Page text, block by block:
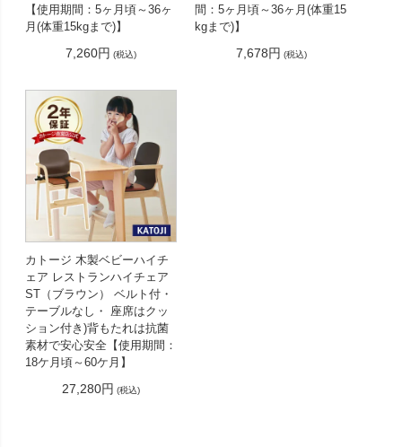
【使用期間：5ヶ月頃～36ヶ
月(体重15kgまで)】
7,260円 (税込)
間：5ヶ月頃～36ヶ月(体重15
kgまで)】
7,678円 (税込)
カトージ 木製ベビーハイチ
ェア レストランハイチェア
ST（ブラウン） ベルト付・
テーブルなし・ 座席はクッ
ション付き)背もたれは抗菌
素材で安心安全【使用期間：
18ケ月頃～60ケ月】
27,280円 (税込)